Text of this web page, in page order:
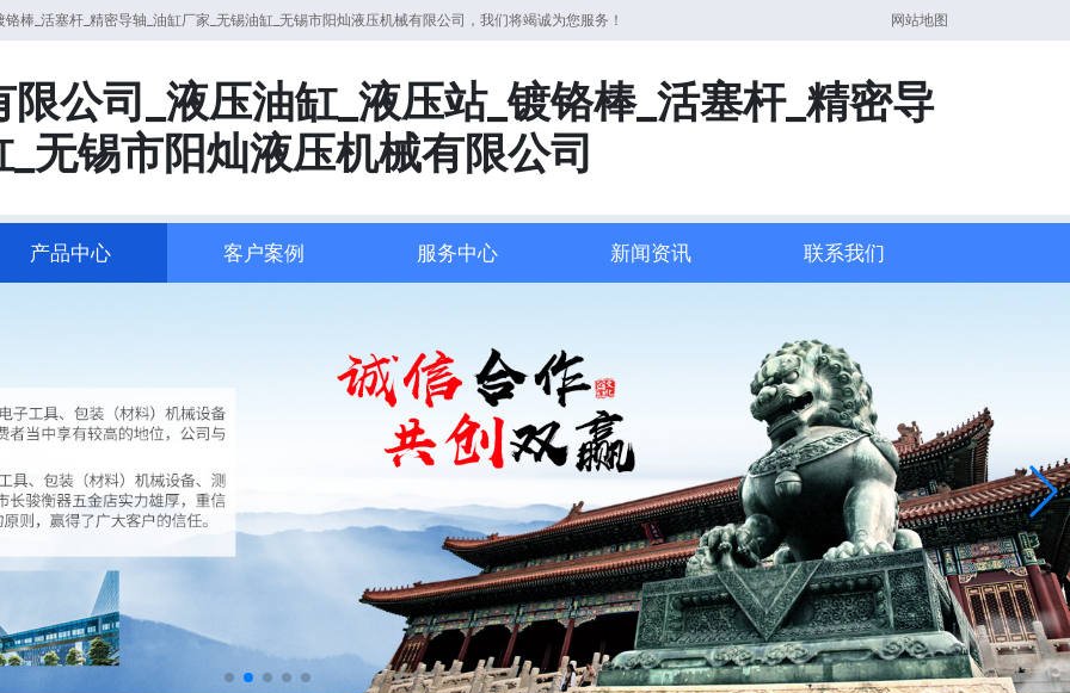
棒_活塞杆_精密导轴_油缸厂家_无锡油缸_无锡市阳灿液压机械有限公司，我们将竭诚为您服务！ 网站地图
公司_液压油缸_液压站_镀铬棒_活塞杆_精密导
无锡市阳灿液压机械有限公司
产品中心 客户案例 服务中心 新闻资讯 联系我们